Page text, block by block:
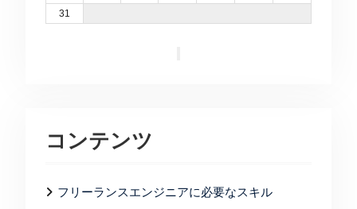
31
コンテンツ
フリーランスエンジニアに必要なスキル